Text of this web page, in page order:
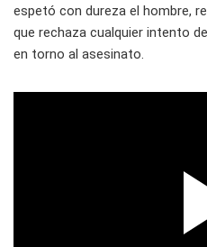
espetó con dureza el hombre,
que rechaza cualquier intento
en torno al asesinato.